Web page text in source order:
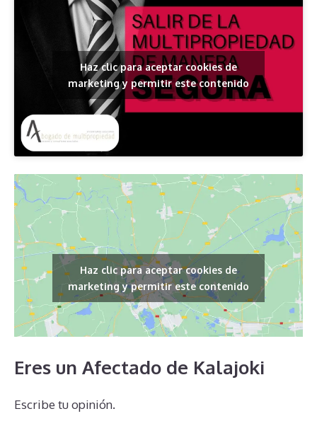
Haz clic para aceptar cookies de
marketing y permitir este contenido
Haz clic para aceptar cookies de
marketing y permitir este contenido
Eres un Afectado de Kalajoki
Escribe tu opinión.